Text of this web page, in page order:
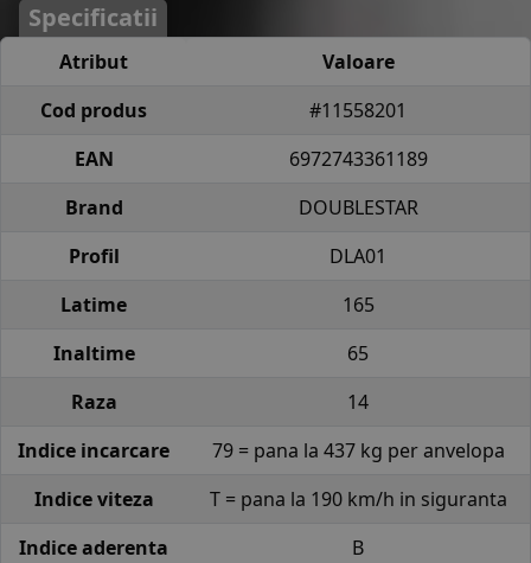
Specificatii
Atribut
Valoare
Cod produs
#11558201
EAN
6972743361189
Brand
DOUBLESTAR
Profil
DLA01
Latime
165
Inaltime
65
Raza
14
Indice incarcare
79 = pana la 437 kg per anvelopa
Indice viteza
T = pana la 190 km/h in siguranta
Indice aderenta
B